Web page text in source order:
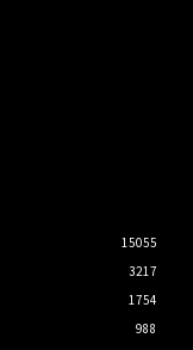
15055
3217
1754
988